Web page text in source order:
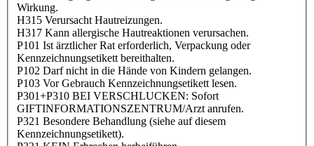
Wirkung.
H315 Verursacht Hautreizungen.
H317 Kann allergische Hautreaktionen verursachen.
P101 Ist ärztlicher Rat erforderlich, Verpackung oder
Kennzeichnungsetikett bereithalten.
P102 Darf nicht in die Hände von Kindern gelangen.
P103 Vor Gebrauch Kennzeichnungsetikett lesen.
P301+P310 BEI VERSCHLUCKEN: Sofort
GIFTINFORMATIONSZENTRUM/Arzt anrufen.
P321 Besondere Behandlung (siehe auf diesem
Kennzeichnungsetikett).